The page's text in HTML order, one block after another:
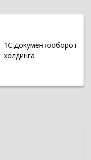
1С:Документооборот
холдинга